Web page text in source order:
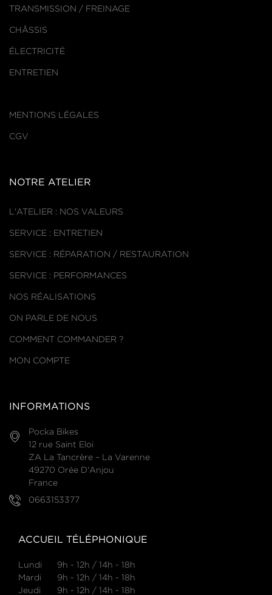
TRANSMISSION / FREINAGE
CHÂSSIS
ÉLECTRICITÉ
ENTRETIEN
MENTIONS LÉGALES
CGV
NOTRE ATELIER
L'ATELIER : NOS VALEURS
SERVICE : ENTRETIEN
SERVICE : RÉPARATION / RESTAURATION
SERVICE : PERFORMANCES
NOS RÉALISATIONS
ON PARLE DE NOUS
COMMENT COMMANDER ?
MON COMPTE
INFORMATIONS
Pocka Bikes
12 rue Saint Eloi
ZA La Tancrère – La Varenne
49270 Orée D'Anjou
France
0663153377
ACCUEIL TÉLÉPHONIQUE
Lundi
9h - 12h / 14h - 18h
Mardi
9h - 12h / 14h - 18h
Jeudi
9h - 12h / 14h - 18h